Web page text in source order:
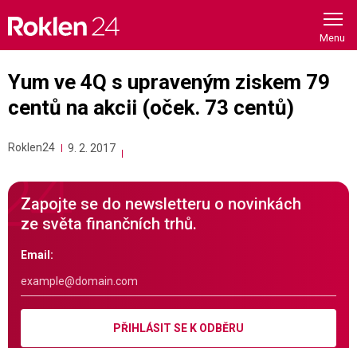
content
Yum ve 4Q s upraveným ziskem 79
centů na akcii (oček. 73 centů)
Roklen24 9. 2. 2017
Zapojte se do newsletteru o novinkách
ze světa finančních trhů.
Email:
PŘIHLÁSIT SE K ODBĚRU